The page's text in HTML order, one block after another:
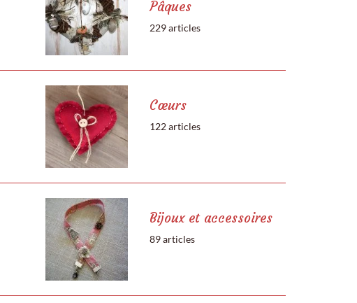
Pâques
229 articles
Cœurs
122 articles
Bijoux et accessoires
89 articles